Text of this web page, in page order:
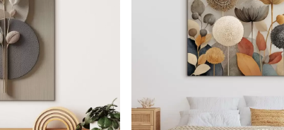
✓
✓Екологічний матеріал